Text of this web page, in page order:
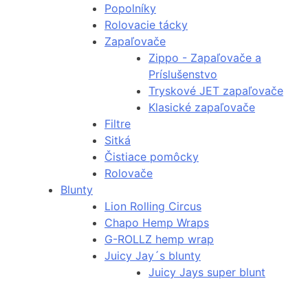
Popolníky
Rolovacie tácky
Zapaľovače
Zippo - Zapaľovače a
Príslušenstvo
Tryskové JET zapaľovače
Klasické zapaľovače
Filtre
Sitká
Čistiace pomôcky
Rolovače
Blunty
Lion Rolling Circus
Chapo Hemp Wraps
G-ROLLZ hemp wrap
Juicy Jay´s blunty
Juicy Jays super blunt